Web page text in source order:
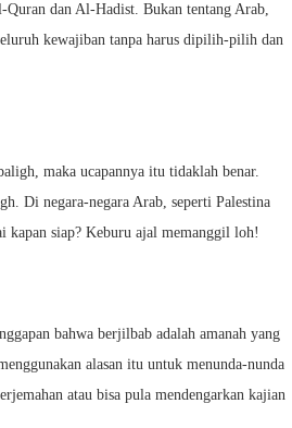
dan Al-Hadist. Bukan tentang Arab,
kewajiban tanpa harus dipilih-pilih dan
maka ucapannya itu tidaklah benar.
Di negara-negara Arab, seperti Palestina
kapan siap? Keburu ajal memanggil loh!
bahwa berjilbab adalah amanah yang
alasan itu untuk menunda-nunda
atau bisa pula mendengarkan kajian